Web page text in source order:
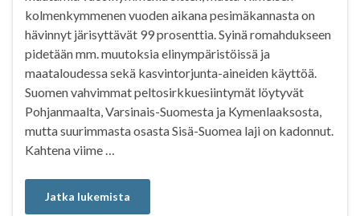
kolmenkymmenen vuoden aikana pesimäkannasta on
hävinnyt järisyttävät 99 prosenttia. Syinä romahdukseen
pidetään mm. muutoksia elinympäristöissä ja
maataloudessa sekä kasvintorjunta-aineiden käyttöä.
Suomen vahvimmat peltosirkkuesiintymät löytyvät
Pohjanmaalta, Varsinais-Suomesta ja Kymenlaaksosta,
mutta suurimmasta osasta Sisä-Suomea laji on kadonnut.
Kahtena viime …
Jatka lukemista